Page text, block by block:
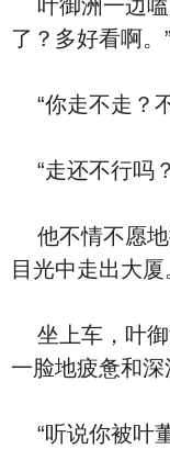
叶御洲一边嗑
了？多好看啊。”
“你走不走？
“走还不行吗
他不情不愿地
目光中走出大厦
坐上车，叶御
一脸地疲惫和深
“听说你被叶